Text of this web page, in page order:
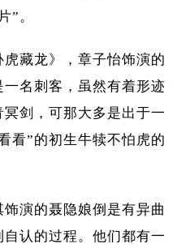
”。
藏龙》，章子怡饰演的
名刺客，虽然有着形迹
剑，可那大多是出于一
看”的初生牛犊不怕虎的
演的聂隐娘倒是有异曲
认的过程。他们都有一